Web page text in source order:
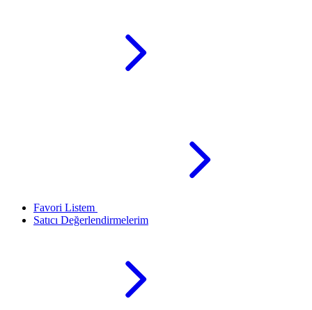
Favori Listem
Satıcı Değerlendirmelerim